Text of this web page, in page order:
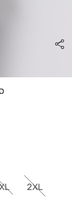
2XL